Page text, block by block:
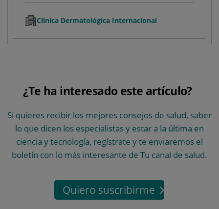
Clínica Dermatológica Internacional
¿Te ha interesado este artículo?
Si quieres recibir los mejores consejos de salud, saber
lo que dicen los especialistas y estar a la última en
ciencia y tecnología, regístrate y te enviaremos el
boletín con lo más interesante de Tu canal de salud.
Quiero suscribirme